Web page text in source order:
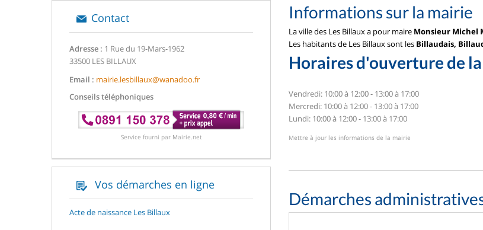
Contact
Adresse : 1 Rue du 19-Mars-1962
33500 LES BILLAUX
Email : mairie.lesbillaux@wanadoo.fr
Conseils téléphoniques
Service fourni par Mairie.net
Vos démarches en ligne
Acte de naissance Les Billaux
Informations sur la mairie
La ville des Les Billaux a pour maire Monsieur Michel
Les habitants de Les Billaux sont les Billaudais,
Horaires d'ouverture de
Vendredi: 10:00 à 12:00 - 13:00 à 17:00
Mercredi: 10:00 à 12:00 - 13:00 à 17:00
Lundi: 10:00 à 12:00 - 13:00 à 17:00
Mettre à jour les informations de la mairie
Démarches